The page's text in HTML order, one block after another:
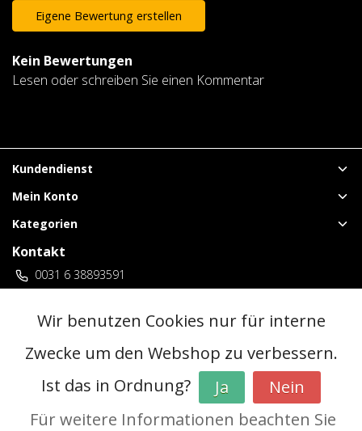
Eigene Bewertung erstellen
Kein Bewertungen
Lesen oder schreiben Sie einen Kommentar
Kundendienst
Mein Konto
Kategorien
Kontakt
0031 6 38893591
vuurwerklangenberg@gmail.com
3 locaties Duitsland
InStijl Media
Allgemeine Geschäftsbedingungen (AGB)
|Vorverkaufsregeln
Wir benutzen Cookies nur für interne
Zwecke um den Webshop zu verbessern.
Ist das in Ordnung?
Ja
Nein
Für weitere Informationen beachten Sie